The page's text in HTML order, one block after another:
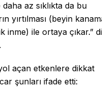
az sıklıkta da bu
yırtılması (beyin
inme) ile ortaya çıkar.”
açan etkenlere dikkat
şunları ifade etti: